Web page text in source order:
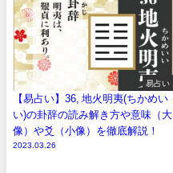
易占い
【易占い】36, 地火明夷(ちかめい
い)の卦辞の読み解き方や意味（大
像）や爻（小像）を徹底解説！
2023.03.26